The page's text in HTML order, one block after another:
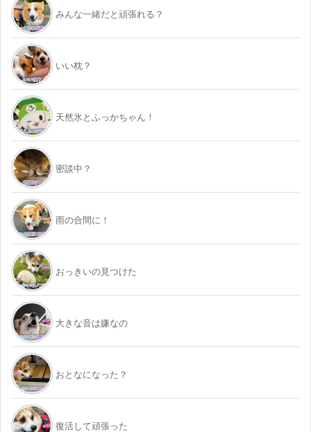
みんな一緒だと頑張れる？
いい枕？
天然氷とふっかちゃん！
密談中？
雨の合間に！
おっきいの見つけた
大きな音は嫌なの
おとなになった？
復活して頑張った